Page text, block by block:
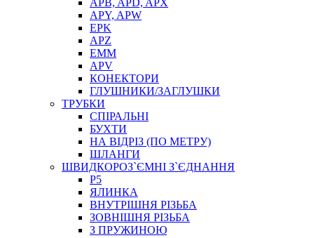
APB, APD, APX
APY, APW
EPK
APZ
EMM
APV
КОНЕКТОРИ
ГЛУШНИКИ/ЗАГЛУШКИ
ТРУБКИ
СПІРАЛЬНІ
БУХТИ
НА ВІДРІЗ (ПО МЕТРУ)
ШЛАНГИ
ШВИДКОРОЗ`ЄМНІ З`ЄДНАННЯ
P5
ЯЛИНКА
ВНУТРІШНЯ РІЗЬБА
ЗОВНІШНЯ РІЗЬБА
З ПРУЖИНОЮ